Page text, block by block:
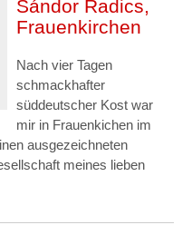
Sándor Radics,
Frauenkirchen
Nach vier Tagen
schmackhafter
süddeutscher Kost war
mir in Frauenkichen im
ausgezeichneten
meines lieben